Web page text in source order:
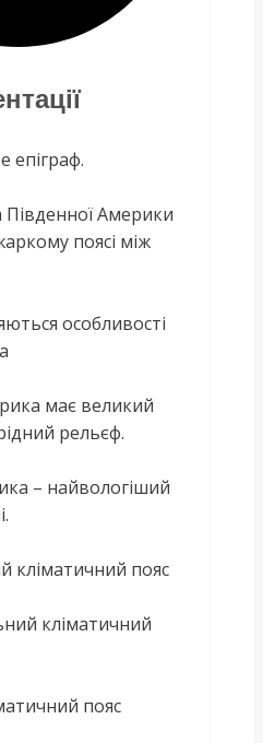
епіграф.
Південної Америки
поясі між
особливості
має великий
рельєф.
– найвологіший
кліматичний пояс
кліматичний
пояс